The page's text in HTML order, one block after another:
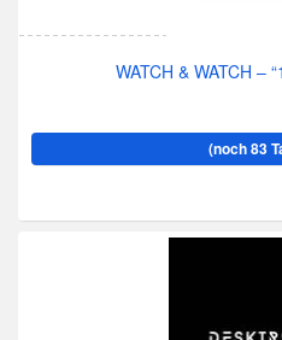
WATCH & WATCH –
(noch 83